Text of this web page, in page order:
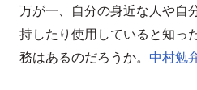
万が一、自分の身近な人や自
持したり使用していると知っ
務はあるのだろうか。 中村勉